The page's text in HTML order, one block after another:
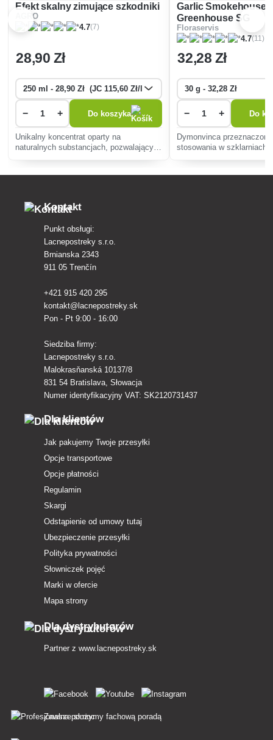
Efekt skalny zimujące szkodniki
AGRO
4.7(7)
28,90 Zł
− + Do koszyka
Unikalny koncentrat oparty na
naturalnych substancjach, pozwalający
Garlic Smokehouse
Greenhouse SG
Floraservis
4.7(11)
32,28 Zł
− + Do
Dymonvinca
stosowania w szklarniach
Kontakt
Punkt obsługi:
Lacnepostreky s.r.o.
Brnianska 2343
911 05 Trenčín
+421 915 420 295
kontakt@lacnepostreky.sk
Pon - Pt 9:00 - 16:00
Siedziba firmy:
Lacnepostreky s.r.o.
Malokrasňanská 10137/8
831 54 Bratislava, Słowacja
Numer identyfikacyjny VAT: SK2120731437
Dla klientów
Jak pakujemy Twoje przesyłki
Opcje transportowe
Opcje płatności
Regulamin
Skargi
Odstąpienie od umowy tutaj
Ubezpieczenie przesyłki
Polityka prywatności
Słowniczek pojęć
Marki w ofercie
Mapa strony
Dla dystrybutorów
Partner z www.lacnepostreky.sk
Zawsze służymy fachową poradą